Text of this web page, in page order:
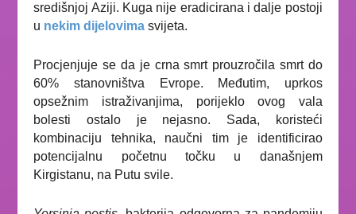
središnjoj Aziji. Kuga nije eradicirana i dalje postoji
u nekim dijelovima svijeta.
Procjenjuje se da je crna smrt prouzročila smrt do
60% stanovništva Evrope. Međutim, uprkos
opsežnim istraživanjima, porijeklo ovog vala
bolesti ostalo je nejasno. Sada, koristeći
kombinaciju tehnika, naučni tim je identificirao
potencijalnu početnu točku u današnjem
Kirgistanu, na Putu svile.